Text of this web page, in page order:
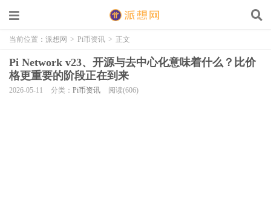
当前位置： 派想网 > Pi币资讯 > 正文
Pi Network v23、开源与去中心化意味着什么？比价
格更重要的阶段正在到来
2026-05-11 分类： Pi币资讯 阅读(606)